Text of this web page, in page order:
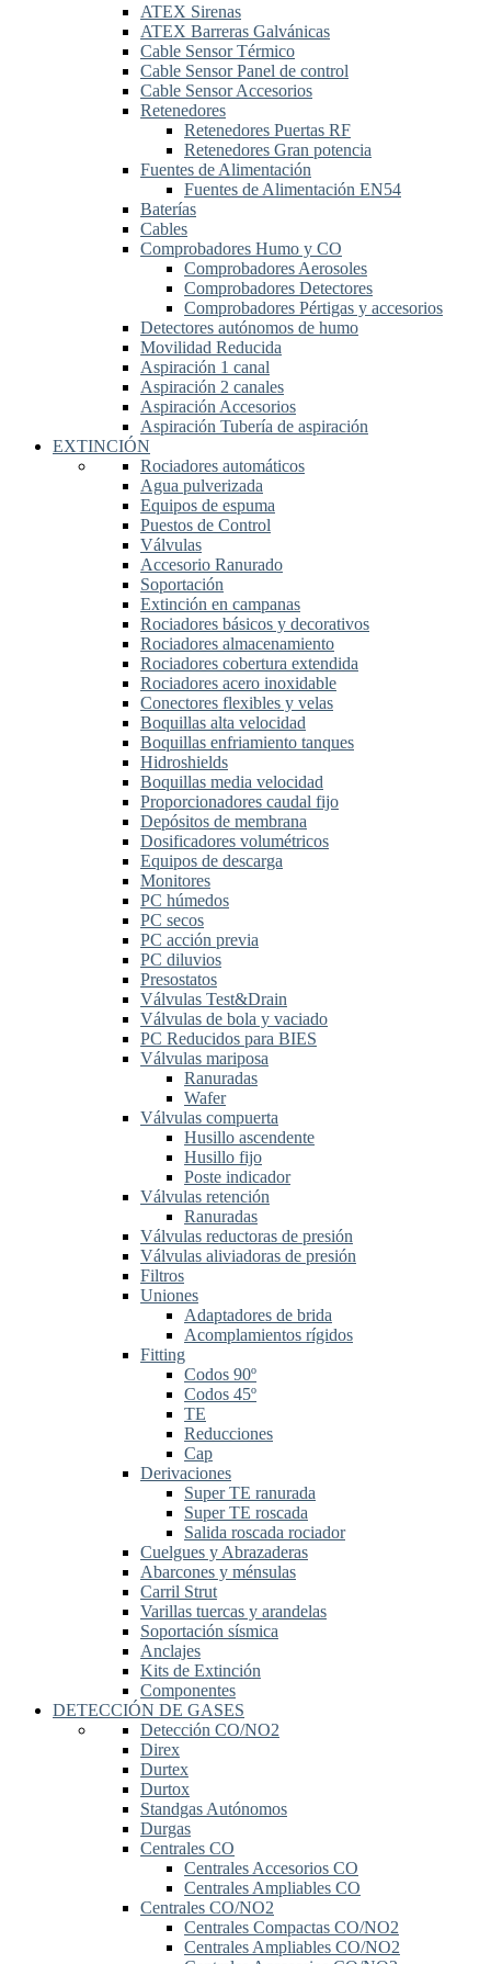
ATEX Sirenas
ATEX Barreras Galvánicas
Cable Sensor Térmico
Cable Sensor Panel de control
Cable Sensor Accesorios
Retenedores
Retenedores Puertas RF
Retenedores Gran potencia
Fuentes de Alimentación
Fuentes de Alimentación EN54
Baterías
Cables
Comprobadores Humo y CO
Comprobadores Aerosoles
Comprobadores Detectores
Comprobadores Pértigas y accesorios
Detectores autónomos de humo
Movilidad Reducida
Aspiración 1 canal
Aspiración 2 canales
Aspiración Accesorios
Aspiración Tubería de aspiración
EXTINCIÓN
Rociadores automáticos
Agua pulverizada
Equipos de espuma
Puestos de Control
Válvulas
Accesorio Ranurado
Soportación
Extinción en campanas
Rociadores básicos y decorativos
Rociadores almacenamiento
Rociadores cobertura extendida
Rociadores acero inoxidable
Conectores flexibles y velas
Boquillas alta velocidad
Boquillas enfriamiento tanques
Hidroshields
Boquillas media velocidad
Proporcionadores caudal fijo
Depósitos de membrana
Dosificadores volumétricos
Equipos de descarga
Monitores
PC húmedos
PC secos
PC acción previa
PC diluvios
Presostatos
Válvulas Test&Drain
Válvulas de bola y vaciado
PC Reducidos para BIES
Válvulas mariposa
Ranuradas
Wafer
Válvulas compuerta
Husillo ascendente
Husillo fijo
Poste indicador
Válvulas retención
Ranuradas
Válvulas reductoras de presión
Válvulas aliviadoras de presión
Filtros
Uniones
Adaptadores de brida
Acomplamientos rígidos
Fitting
Codos 90º
Codos 45º
TE
Reducciones
Cap
Derivaciones
Super TE ranurada
Super TE roscada
Salida roscada rociador
Cuelgues y Abrazaderas
Abarcones y ménsulas
Carril Strut
Varillas tuercas y arandelas
Soportación sísmica
Anclajes
Kits de Extinción
Componentes
DETECCIÓN DE GASES
Detección CO/NO2
Direx
Durtex
Durtox
Standgas Autónomos
Durgas
Centrales CO
Centrales Accesorios CO
Centrales Ampliables CO
Centrales CO/NO2
Centrales Compactas CO/NO2
Centrales Ampliables CO/NO2